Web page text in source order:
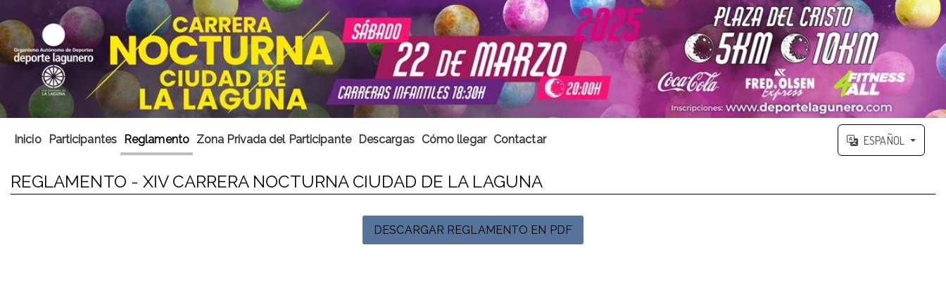
Inicio Participantes Reglamento Zona Privada del Participante Descargas Cómo llegar Contactar ESPAÑOL
REGLAMENTO - XIV CARRERA NOCTURNA CIUDAD DE LA LAGUNA
DESCARGAR REGLAMENTO EN PDF